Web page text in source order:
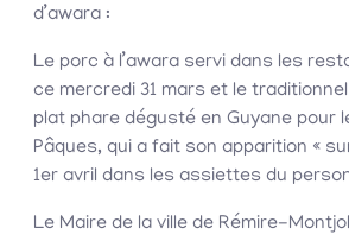
d’awara :
Le porc à l’awara servi dans les
ce mercredi 31 mars et le traditionnel
plat phare dégusté en Guyane pour
Pâques, qui a fait son apparition «
1er avril dans les assiettes du
Le Maire de la ville de Rémire-